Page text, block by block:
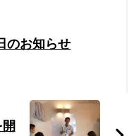
のお知らせ